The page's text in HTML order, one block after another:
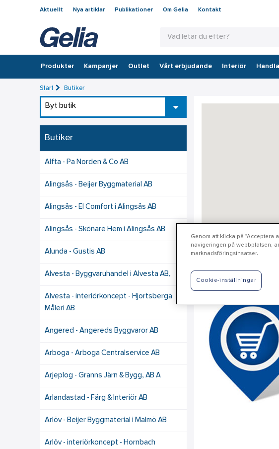
Aktuellt Nya artiklar Publikationer Om Gelia Kontakt
Produkter Kampanjer Outlet Vårt erbjudande Interiör
Start Butiker
Byt butik
Butiker
Alfta - Pa Norden & Co AB
Alingsås - Beijer Byggmaterial AB
Alingsås - El Comfort i Alingsås AB
Alingsås - Skönare Hem i Alingsås AB
Alunda - Gustis AB
Alvesta - Byggvaruhandel i Alvesta AB,
Alvesta - interiörkoncept - Hjortsberga
Måleri AB
Angered - Angereds Byggvaror AB
Arboga - Arboga Centralservice AB
Arjeplog - Granns Järn & Bygg, AB A
Arlandastad - Färg & Interiör AB
Arlöv - Beijer Byggmaterial i Malmö AB
Arlöv - interiörkoncept - Hornbach
Järfälla -
Genom att klicka på "Acceptera
navigeringen på webbplatsen,
marknadsföringsinsatser.
Cookie-inställningar